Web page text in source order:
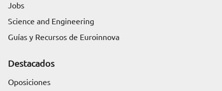
Jobs
Science and Engineering
Guías y Recursos de Euroinnova
Destacados
Oposiciones